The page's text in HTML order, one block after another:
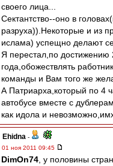
своего лица...
Сектантство--оно в
разруха)).Некоторые и из
ислама) успещно делают
Я перестал,по достижению
года,обожествлять
команды и Вам того же
А Патриарха,который по 4
автобусе вместе с
как идола и
Ehidna -
01 ноя 2011 09:45
DimOn74 , у половины